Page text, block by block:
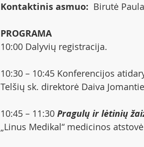
Kontaktinis asmuo: Birutė
PROGRAMA
10:00 Dalyvių registracija.
10:30 – 10:45 Konferencijos
Telšių sk. direktorė Daiva
10:45 – 11:30 Pragulų ir lėtinių
„Linus Medikal“ medicinos